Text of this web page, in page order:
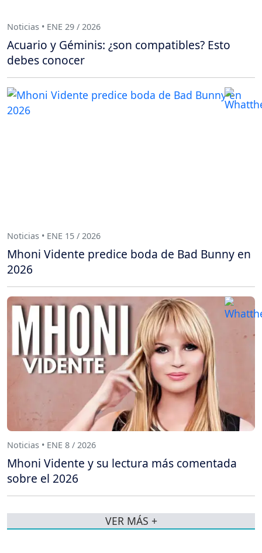
Noticias • ENE 29 / 2026
Acuario y Géminis: ¿son compatibles? Esto
debes conocer
Noticias • ENE 15 / 2026
Mhoni Vidente predice boda de Bad Bunny en
2026
Noticias • ENE 8 / 2026
Mhoni Vidente y su lectura más comentada
sobre el 2026
VER MÁS +